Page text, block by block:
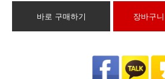
바로 구매하기 장바구니